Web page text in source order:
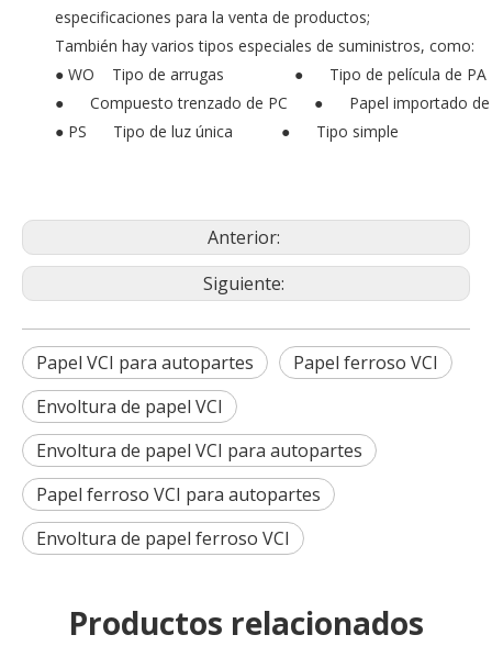
especificaciones para la venta de productos;
También hay varios tipos especiales de suministros, como:
● WO Tipo de arrugas ● Tipo de película de
● Compuesto trenzado de PC ● Papel importado de
● PS Tipo de luz única ● Tipo simple
Anterior:
Siguiente:
Papel VCI para autopartes
Papel ferroso VCI
Envoltura de papel VCI
Envoltura de papel VCI para autopartes
Papel ferroso VCI para autopartes
Envoltura de papel ferroso VCI
Productos relacionados